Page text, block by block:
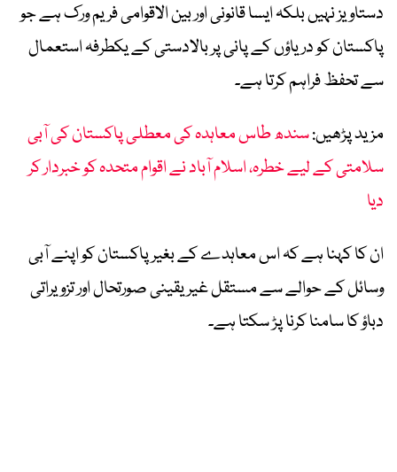
دستاویز نہیں بلکہ ایسا قانونی اور بین الاقوامی فریم ورک ہے جو
پاکستان کو دریاؤں کے پانی پر بالادستی کے یکطرفہ استعمال
سے تحفظ فراہم کرتا ہے۔
مزید پڑھیں:سندھ طاس معاہدہ کی معطلی پاکستان کی آبی
سلامتی کے لیے خطرہ، اسلام آباد نے اقوام متحدہ کو خبردار کر
دیا
ان کا کہنا ہے کہ اس معاہدے کے بغیر پاکستان کو اپنے آبی
وسائل کے حوالے سے مستقل غیر یقینی صورتحال اور تزویراتی
دباؤ کا سامنا کرنا پڑ سکتا ہے۔